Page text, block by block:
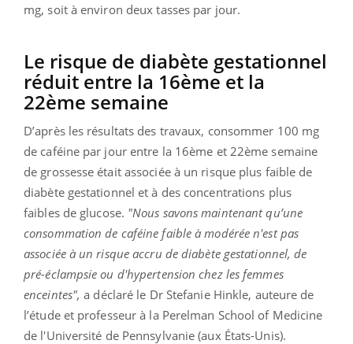
mg, soit à environ deux tasses par jour.
Le risque de diabète gestationnel
réduit entre la 16ème et la
22ème semaine
D’après les résultats des travaux, consommer 100 mg
de caféine par jour entre la 16ème et 22ème semaine
de grossesse était associée à un risque plus faible de
diabète gestationnel et à des concentrations plus
faibles de glucose. "Nous savons maintenant qu’une
consommation de caféine faible à modérée n'est pas
associée à un risque accru de diabète gestationnel, de
pré-éclampsie ou d'hypertension chez les femmes
enceintes", a déclaré le Dr Stefanie Hinkle, auteure de
l’étude et professeur à la Perelman School of Medicine
de l'Université de Pennsylvanie (aux États-Unis).